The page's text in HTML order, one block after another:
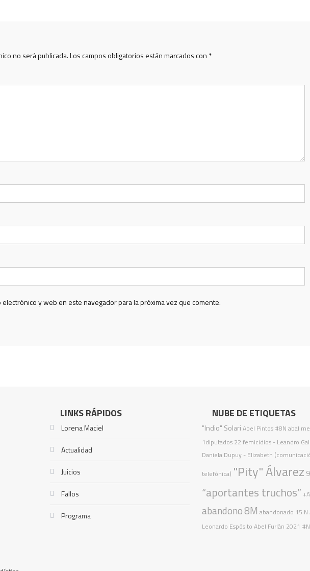
no será publicada.Los campos obligatorios están marcados con *
y web en este navegador para la próxima vez que comente.
LINKS RÁPIDOS
Lorena Maciel
Actualidad
Juicios
Fallos
Programa
NUBE DE ETIQUETAS
"Indio" Solari Abel Pintos #8N abal
1diputados 22 femicidios - Leandro
Daniela Dupuy - Elizabeth
telefónica) "Pity" Álvarez
“aportantes truchos”
abandono8M abandonado 15 N
Leonardo Espósito Abel Furlán 2021